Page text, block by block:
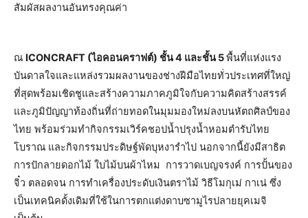
สัมผัสผลงานอันทรงคุณค่า
ณ ICONCRAFT (ไอคอนคราฟต์) ชั้น 4 และชั้น 5พื้นที่แห่งแรง
บันดาลใจและแหล่งรวมผลงานของช่างฝีมือไทยทั่วประเทศที่ใหญ่
ที่สุดพร้อมเชิดชูและสร้างความภาคภูมิใจกับความคิดสร้างสรรค์
และภูมิปัญญาท้องถิ่นที่ถ่ายทอดในมุมมองใหม่ลงบนหัตถศิลป์ของ
ไทย พร้อมร่วมทำกิจกรรมเวิร์คชอปน้ำปรุงน้ำหอมตำรับไทย
โบราณ และกิจกรรมประดิษฐ์พัดบุหงารำไป นอกจากนี้ยังมีสาธิต
การปักลายดอกไม้ ใบไม้บนผ้าไหม การวาดเบญจรงค์ การปั้นของ
จิ๋ว ตลอดจน การทำเครื่องประดับเงินตราไม้ วิธีโมกุเม่ กาเน่ ซึ่ง
เป็นเทคนิคดั้งเดิมที่ใช้ในการตกแต่งดาบซามูไรปลายยุคเมจิ